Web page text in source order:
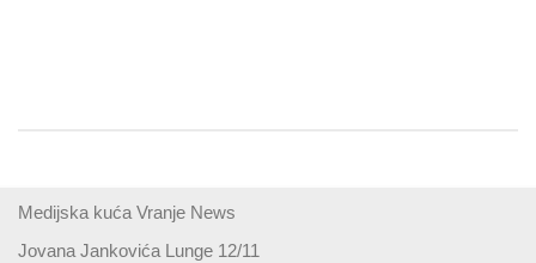
Medijska kuća Vranje News
Jovana Jankovića Lunge 12/11